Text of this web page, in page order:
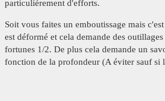
particulièrement d'efforts.
Soit vous faites un emboutissage mais
est déformé et cela demande des
fortunes 1/2. De plus cela demande un
fonction de la profondeur (A éviter sauf si